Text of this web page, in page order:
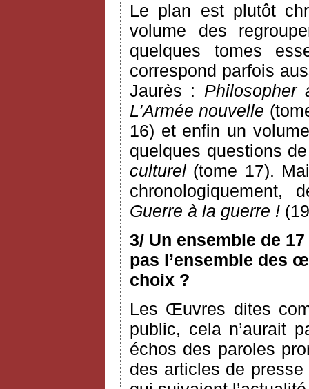
Le plan est plutôt
volume des
quelques tomes
correspond parfois
Jaurès : Philosopher
L’Armée nouvelle
16) et enfin un
quelques questions
culturel (tome 17).
chronologiquement,
Guerre à la guerre !
3/ Un ensemble de
pas l’ensemble des
choix ?
Les Œuvres dites
public, cela n’aurait
échos des paroles
des articles de